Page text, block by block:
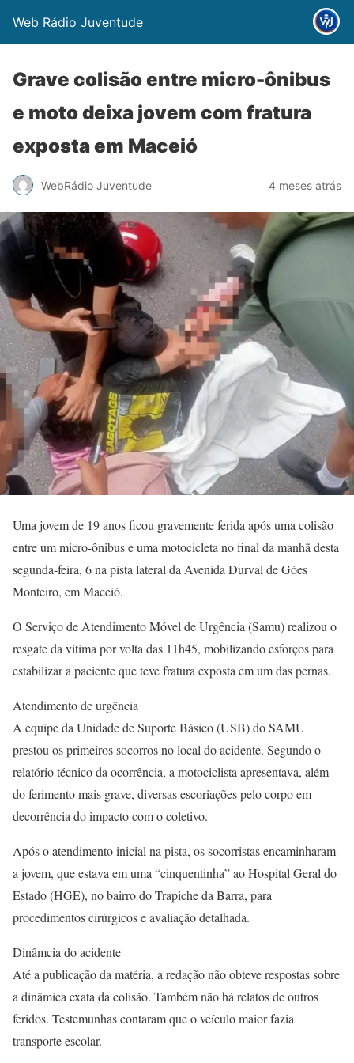
Web Rádio Juventude
Grave colisão entre micro-ônibus
e moto deixa jovem com fratura
exposta em Maceió
WebRádio Juventude 4 meses atrás
Uma jovem de 19 anos ficou gravemente ferida após uma colisão
entre um micro-ônibus e uma motocicleta no final da manhã desta
segunda-feira, 6 na pista lateral da Avenida Durval de Góes
Monteiro, em Maceió.
O Serviço de Atendimento Móvel de Urgência (Samu) realizou o
resgate da vítima por volta das 11h45, mobilizando esforços para
estabilizar a paciente que teve fratura exposta em um das pernas.
Atendimento de urgência
A equipe da Unidade de Suporte Básico (USB) do SAMU
prestou os primeiros socorros no local do acidente. Segundo o
relatório técnico da ocorrência, a motociclista apresentava, além
do ferimento mais grave, diversas escoriações pelo corpo em
decorrência do impacto com o coletivo.
Após o atendimento inicial na pista, os socorristas encaminharam
a jovem, que estava em uma “cinquentinha” ao Hospital Geral do
Estado (HGE), no bairro do Trapiche da Barra, para
procedimentos cirúrgicos e avaliação detalhada.
Dinâmcia do acidente
Até a publicação da matéria, a redação não obteve respostas sobre
a dinâmica exata da colisão. Também não há relatos de outros
feridos. Testemunhas contaram que o veículo maior fazia
transporte escolar.